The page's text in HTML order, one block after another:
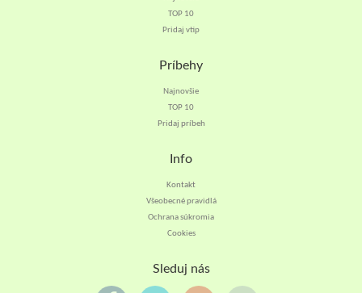
TOP 10
Pridaj vtip
Príbehy
Najnovšie
TOP 10
Pridaj príbeh
Info
Kontakt
Všeobecné pravidlá
Ochrana súkromia
Cookies
Sleduj nás